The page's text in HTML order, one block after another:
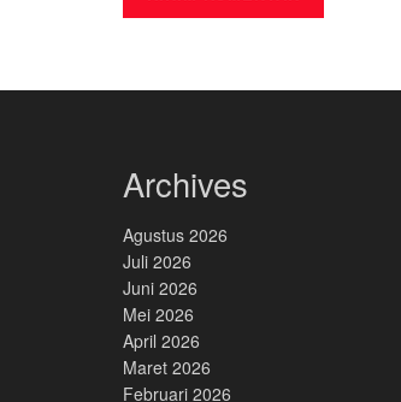
Archives
Agustus 2026
Juli 2026
Juni 2026
Mei 2026
April 2026
Maret 2026
Februari 2026